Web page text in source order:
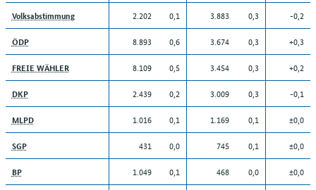
Volksabstimmung 2.202 0,1 3.883 0,3 -0,2
ÖDP 8.893 0,6 3.674 0,3 +0,3
FREIE WÄHLER 8.109 0,5 3.454 0,3 +0,2
DKP 2.439 0,2 3.009 0,3 -0,1
MLPD 1.016 0,1 1.169 0,1 ±0,0
SGP 431 0,0 745 0,1 ±0,0
BP 1.049 0,1 468 0,0 ±0,0